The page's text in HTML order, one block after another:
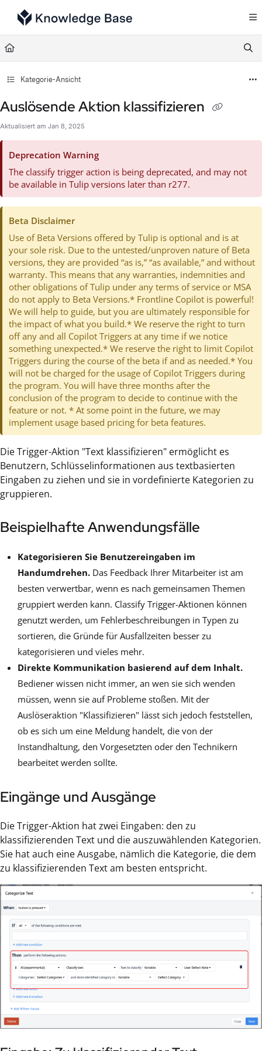
Documentation Index
Fetch the complete documentation index at:
Use this file to discover all available pages before exploring further.
Kategorie-Ansicht
Auslösende Aktion klassifizieren
Aktualisiert am Jan 8, 2025
Deprecation Warning
The classify trigger action is being deprecated, and may not
be available in Tulip versions later than r277.
Beta Disclaimer
Use of Beta Versions offered by Tulip is optional and is at
your sole risk. Due to the untested/unproven nature of Beta
versions, they are provided “as is,” “as available,” and without
warranty. This means that any warranties, indemnities and
other obligations of Tulip under any terms of service or MSA
do not apply to Beta Versions.* Frontline Copilot is powerful!
We will help to guide, but you are ultimately responsible for
the impact of what you build.* We reserve the right to turn
off any and all Copilot Triggers at any time if we notice
something unexpected.* We reserve the right to limit Copilot
Triggers during the course of the beta if and as needed.* You
will not be charged for the usage of Copilot Triggers during
the program. You will have three months after the
conclusion of the program to decide to continue with the
feature or not. * At some point in the future, we may
implement usage based pricing for beta features.
Die Trigger-Aktion "Text klassifizieren" ermöglicht es
Benutzern, Schlüsselinformationen aus textbasierten
Eingaben zu ziehen und sie in vordefinierte Kategorien zu
gruppieren.
Beispielhafte Anwendungsfälle
Kategorisieren Sie Benutzereingaben im
Handumdrehen. Das Feedback Ihrer Mitarbeiter ist am
besten verwertbar, wenn es nach gemeinsamen Themen
gruppiert werden kann. Classify Trigger-Aktionen können
genutzt werden, um Fehlerbeschreibungen in Typen zu
sortieren, die Gründe für Ausfallzeiten besser zu
kategorisieren und vieles mehr.
Direkte Kommunikation basierend auf dem Inhalt.
Bediener wissen nicht immer, an wen sie sich wenden
müssen, wenn sie auf Probleme stoßen. Mit der
Auslöseraktion "Klassifizieren" lässt sich jedoch feststellen,
ob es sich um eine Meldung handelt, die von der
Instandhaltung, den Vorgesetzten oder den Technikern
bearbeitet werden sollte.
Eingänge und Ausgänge
Die Trigger-Aktion hat zwei Eingaben: den zu
klassifizierenden Text und die auszuwählenden Kategorien.
Sie hat auch eine Ausgabe, nämlich die Kategorie, die dem
zu klassifizierenden Text am besten entspricht.